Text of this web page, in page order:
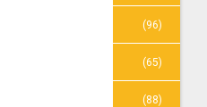
(96)
(65)
(88)